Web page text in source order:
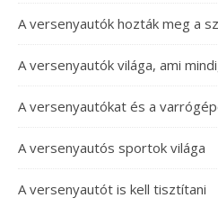
A versenyautók hozták meg a
A versenyautók világa, ami
A versenyautókat és a
A versenyautós sportok világa
A versenyautót is kell tisztítani